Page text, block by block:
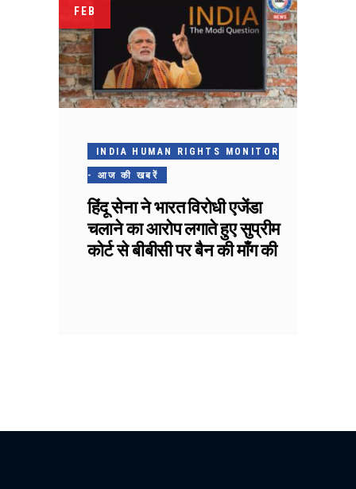
FEB
INDIA HUMAN RIGHTS MONITOR
- आज की खबरें
हिंदू सेना ने भारत विरोधी एजेंडा
चलाने का आरोप लगाते हुए सुप्रीम
कोर्ट से बीबीसी पर बैन की माँग की